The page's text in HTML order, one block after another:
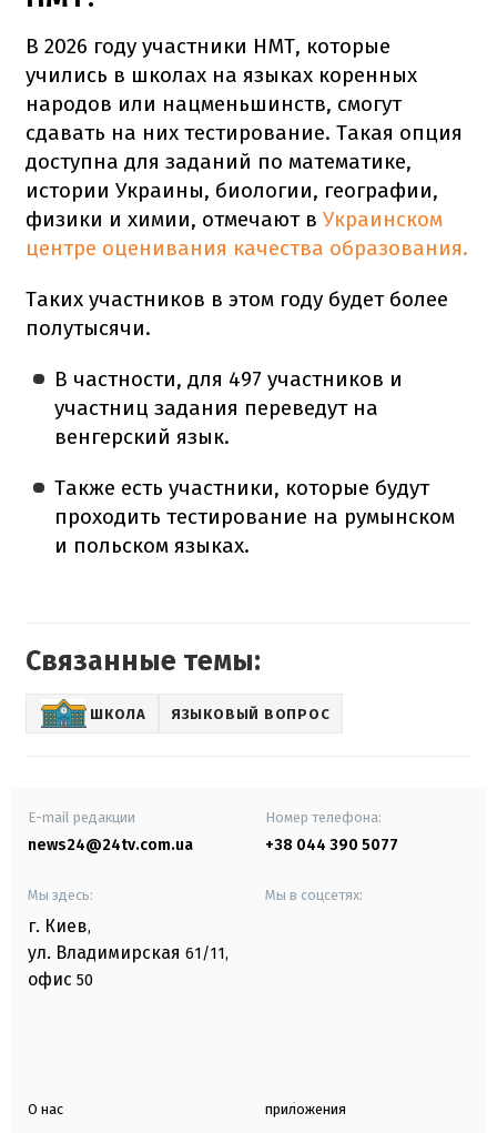
В 2026 году участники НМТ, которые
учились в школах на языках коренных
народов или нацменьшинств, смогут
сдавать на них тестирование. Такая опция
доступна для заданий по математике,
истории Украины, биологии, географии,
физики и химии, отмечают в Украинском
центре оценивания качества образования.
Таких участников в этом году будет более
полутысячи.
В частности, для 497 участников и
участниц задания переведут на
венгерский язык.
Также есть участники, которые будут
проходить тестирование на румынском
и польском языках.
Связанные темы:
ШКОЛА ЯЗЫКОВЫЙ ВОПРОС
E-mail редакции
news24@24tv.com.ua
Номер телефона:
+38 044 390 5077
Мы здесь:
г. Киев,
ул. Владимирская 61/11,
офис 50
Мы в соцсетях:
О нас приложения